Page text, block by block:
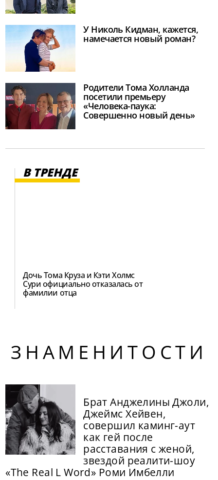
У Николь Кидман, кажется,
намечается новый роман?
Родители Тома Холланда
посетили премьеру
«Человека-паука:
Совершенно новый день»
В ТРЕНДЕ
Дочь Тома Круза и Кэти Холмс
Сури официально отказалась от
фамилии отца
ЗНАМЕНИТОСТИ
Брат Анджелины Джоли,
Джеймс Хейвен,
совершил каминг-аут
как гей после
расставания с женой,
звездой реалити-шоу
«The Real L Word» Роми Имбелли